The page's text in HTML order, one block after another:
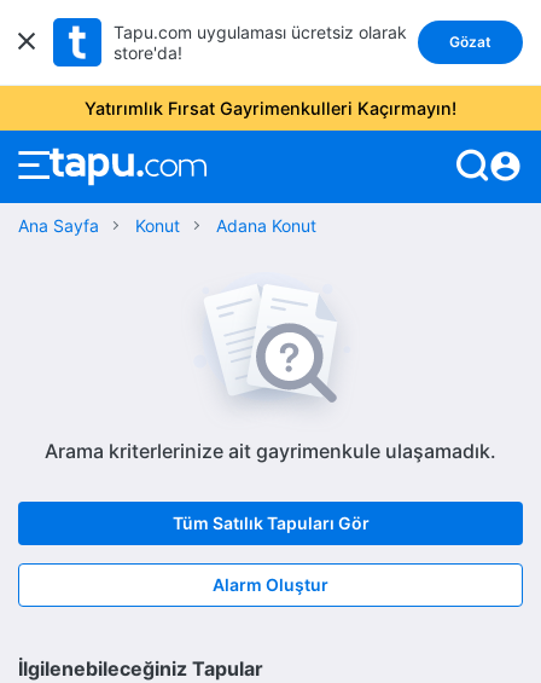
Tapu.com uygulaması ücretsiz olarak
store'da!
Gözat
Yatırımlık Fırsat Gayrimenkulleri Kaçırmayın!
account_circle
Ana Sayfa Konut Adana Konut
Arama kriterlerinize ait gayrimenkule ulaşamadık.
Tüm Satılık Tapuları Gör
Alarm Oluştur
İlgilenebileceğiniz Tapular